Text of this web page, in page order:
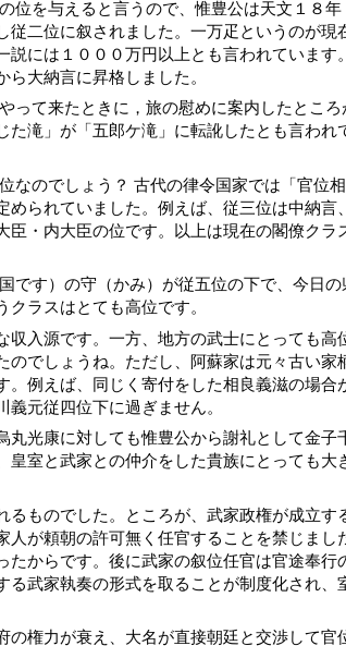
従二位に叙されました。一万疋というのが現
説には１０００万円以上とも言われています
大納言に昇格しました。
滝」が「五郎ケ滝」に転訛したとも言われ
められていました。例えば、従三位は中納言
臣・内大臣の位です。以上は現在の閣僚クラ
ラスはとても高位です。
入源です。一方、地方の武士にとっても高
のでしょうね。ただし、阿蘇家は元々古い家
。例えば、同じく寄付をした相良義滋の場合
元従四位下に過ぎません。
光康に対しても惟豊公から謝礼として金子
皇室と武家との仲介をした貴族にとっても大
ものでした。ところが、武家政権が成立す
人が頼朝の許可無く任官することを禁じまし
からです。後に武家の叙位任官は官途奉行
る武家執奏の形式を取ることが制度化され、
権力が衰え、大名が直接朝廷と交渉して官